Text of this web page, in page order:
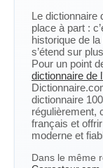
Le dictionnaire
place à part :
historique de
s’étend sur
Pour un point
dictionnaire de
dictionnaire
régulièrement,
français et
moderne et
Dans le même